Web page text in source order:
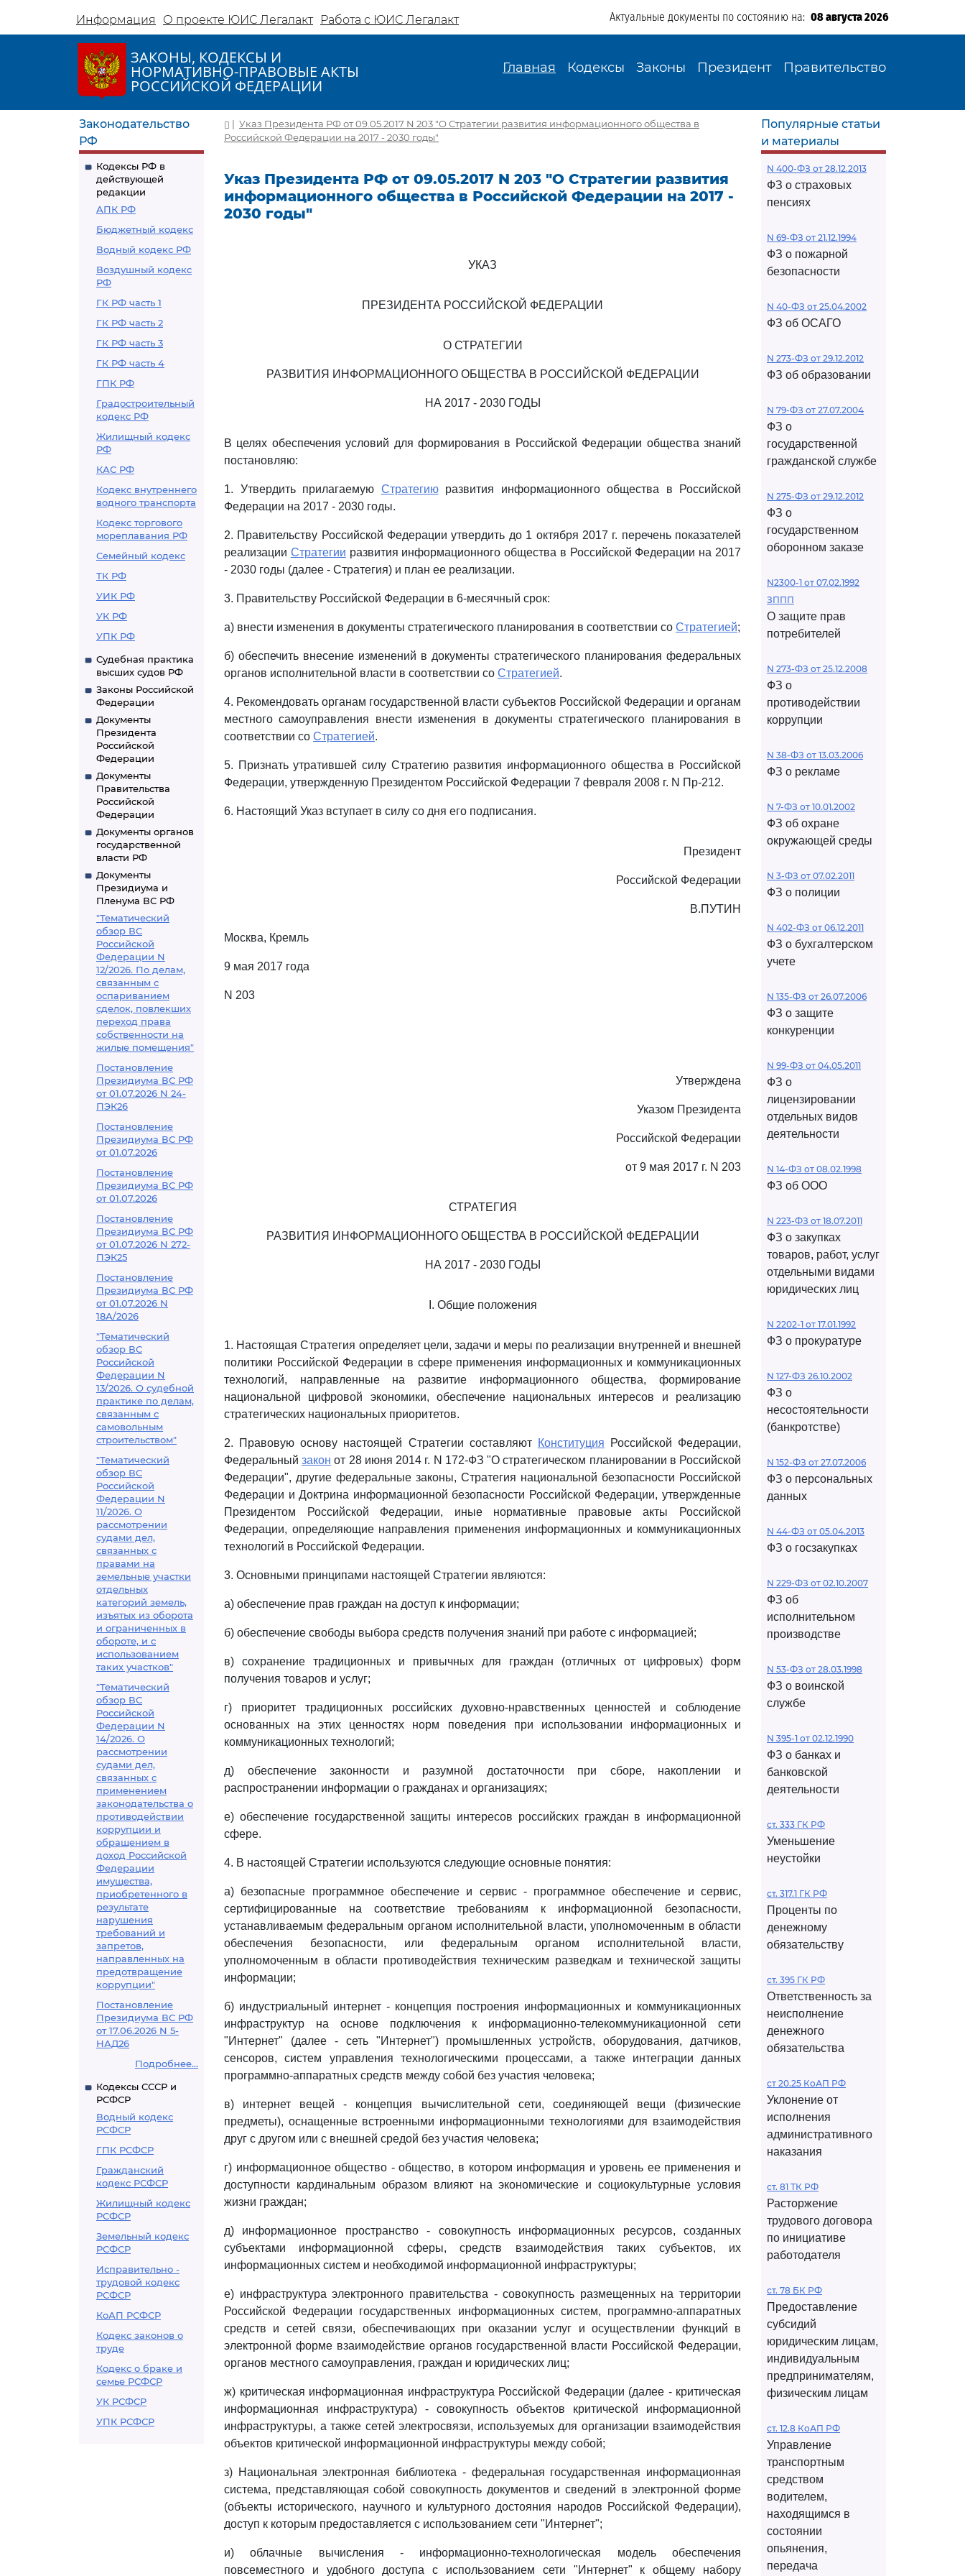
Информация О проекте ЮИС Легалакт Работа с ЮИС Легалакт Актуальные документы по состоянию на: 08 августа 2026
ЗАКОНЫ, КОДЕКСЫ И
НОРМАТИВНО-ПРАВОВЫЕ АКТЫ
РОССИЙСКОЙ ФЕДЕРАЦИИ
Главная Кодексы Законы Президент Правительство
Законодательство
РФ
Кодексы РФ в
действующей
редакции
АПК РФ
Бюджетный кодекс
Водный кодекс РФ
Воздушный кодекс
РФ
ГК РФ часть 1
ГК РФ часть 2
ГК РФ часть 3
ГК РФ часть 4
ГПК РФ
Градостроительный
кодекс РФ
Жилищный кодекс
РФ
КАС РФ
Кодекс внутреннего
водного транспорта
Кодекс торгового
мореплавания РФ
Семейный кодекс
ТК РФ
УИК РФ
УК РФ
УПК РФ
Судебная практика
высших судов РФ
Законы Российской
Федерации
Документы
Президента
Российской
Федерации
Документы
Правительства
Российской
Федерации
Документы органов
государственной
власти РФ
Документы
Президиума и
Пленума ВС РФ
"Тематический
обзор ВС
Российской
Федерации N
12/2026. По делам,
связанным с
оспариванием
сделок, повлекших
переход права
собственности на
жилые помещения"
Постановление
Президиума ВС РФ
от 01.07.2026 N 24-
ПЭК26
Постановление
Президиума ВС РФ
от 01.07.2026
Постановление
Президиума ВС РФ
от 01.07.2026
Постановление
Президиума ВС РФ
от 01.07.2026 N 272-
ПЭК25
Постановление
Президиума ВС РФ
от 01.07.2026 N
18А/2026
"Тематический
обзор ВС
Российской
Федерации N
13/2026. О судебной
практике по делам,
связанным с
самовольным
строительством"
"Тематический
обзор ВС
Российской
Федерации N
11/2026. О
рассмотрении
судами дел,
связанных с
правами на
земельные участки
отдельных
категорий земель,
изъятых из оборота
и ограниченных в
обороте, и с
использованием
таких участков"
"Тематический
обзор ВС
Российской
Федерации N
14/2026. О
рассмотрении
судами дел,
связанных с
применением
законодательства о
противодействии
коррупции и
обращением в
доход Российской
Федерации
имущества,
приобретенного в
результате
нарушения
требований и
запретов,
направленных на
предотвращение
коррупции"
Постановление
Президиума ВС РФ
от 17.06.2026 N 5-
НАД26
Подробнее...
Кодексы СССР и
РСФСР
Водный кодекс
РСФСР
ГПК РСФСР
Гражданский
кодекс РСФСР
Жилищный кодекс
РСФСР
Земельный кодекс
РСФСР
Исправительно -
трудовой кодекс
РСФСР
КоАП РСФСР
Кодекс законов о
труде
Кодекс о браке и
семье РСФСР
УК РСФСР
УПК РСФСР
| Указ Президента РФ от 09.05.2017 N 203 "О Стратегии развития информационного общества в
Российской Федерации на 2017 - 2030 годы"
Указ Президента РФ от 09.05.2017 N 203 "О Стратегии развития
информационного общества в Российской Федерации на 2017 -
2030 годы"
УКАЗ
ПРЕЗИДЕНТА РОССИЙСКОЙ ФЕДЕРАЦИИ
О СТРАТЕГИИ
РАЗВИТИЯ ИНФОРМАЦИОННОГО ОБЩЕСТВА В РОССИЙСКОЙ ФЕДЕРАЦИИ
НА 2017 - 2030 ГОДЫ
В целях обеспечения условий для формирования в Российской Федерации общества знаний
постановляю:
1. Утвердить прилагаемую Стратегиюразвития информационного общества в Российской
Федерации на 2017 - 2030 годы.
2. Правительству Российской Федерации утвердить до 1 октября 2017 г. перечень показателей
реализации Стратегии развития информационного общества в Российской Федерации на 2017
- 2030 годы (далее - Стратегия) и план ее реализации.
3. Правительству Российской Федерации в 6-месячный срок:
а) внести изменения в документы стратегического планирования в соответствии со Стратегией;
б) обеспечить внесение изменений в документы стратегического планирования федеральных
органов исполнительной власти в соответствии со Стратегией.
4. Рекомендовать органам государственной власти субъектов Российской Федерации и органам
местного самоуправления внести изменения в документы стратегического планирования в
соответствии со Стратегией.
5. Признать утратившей силу Стратегию развития информационного общества в Российской
Федерации, утвержденную Президентом Российской Федерации 7 февраля 2008 г. N Пр-212.
6. Настоящий Указ вступает в силу со дня его подписания.
Президент
Российской Федерации
В.ПУТИН
Москва, Кремль
9 мая 2017 года
N 203
Утверждена
Указом Президента
Российской Федерации
от 9 мая 2017 г. N 203
СТРАТЕГИЯ
РАЗВИТИЯ ИНФОРМАЦИОННОГО ОБЩЕСТВА В РОССИЙСКОЙ ФЕДЕРАЦИИ
НА 2017 - 2030 ГОДЫ
I. Общие положения
1. Настоящая Стратегия определяет цели, задачи и меры по реализации внутренней и внешней
политики Российской Федерации в сфере применения информационных и коммуникационных
технологий, направленные на развитие информационного общества, формирование
национальной цифровой экономики, обеспечение национальных интересов и реализацию
стратегических национальных приоритетов.
2. Правовую основу настоящей Стратегии составляют Конституция Российской Федерации,
Федеральныйзакон от 28 июня 2014 г. N 172-ФЗ "О стратегическом планировании в Российской
Федерации", другие федеральные законы, Стратегия национальной безопасности Российской
Федерации и Доктрина информационной безопасности Российской Федерации, утвержденные
Президентом Российской Федерации, иные нормативные правовые акты Российской
Федерации, определяющие направления применения информационных и коммуникационных
технологий в Российской Федерации.
3. Основными принципами настоящей Стратегии являются:
а) обеспечение прав граждан на доступ к информации;
б) обеспечение свободы выбора средств получения знаний при работе с информацией;
в) сохранение традиционных и привычных для граждан (отличных от цифровых) форм
получения товаров и услуг;
г) приоритет традиционных российских духовно-нравственных ценностей и соблюдение
основанных на этих ценностях норм поведения при использовании информационных и
коммуникационных технологий;
д) обеспечение законности и разумной достаточности при сборе, накоплении и
распространении информации о гражданах и организациях;
е) обеспечение государственной защиты интересов российских граждан в информационной
сфере.
4. В настоящей Стратегии используются следующие основные понятия:
а) безопасные программное обеспечение и сервис - программное обеспечение и сервис,
сертифицированные на соответствие требованиям к информационной безопасности,
устанавливаемым федеральным органом исполнительной власти, уполномоченным в области
обеспечения безопасности, или федеральным органом исполнительной власти,
уполномоченным в области противодействия техническим разведкам и технической защиты
информации;
б) индустриальный интернет - концепция построения информационных и коммуникационных
инфраструктур на основе подключения к информационно-телекоммуникационной сети
"Интернет" (далее - сеть "Интернет") промышленных устройств, оборудования, датчиков,
сенсоров, систем управления технологическими процессами, а также интеграции данных
программно-аппаратных средств между собой без участия человека;
в) интернет вещей - концепция вычислительной сети, соединяющей вещи (физические
предметы), оснащенные встроенными информационными технологиями для взаимодействия
друг с другом или с внешней средой без участия человека;
г) информационное общество - общество, в котором информация и уровень ее применения и
доступности кардинальным образом влияют на экономические и социокультурные условия
жизни граждан;
д) информационное пространство - совокупность информационных ресурсов, созданных
субъектами информационной сферы, средств взаимодействия таких субъектов, их
информационных систем и необходимой информационной инфраструктуры;
е) инфраструктура электронного правительства - совокупность размещенных на территории
Российской Федерации государственных информационных систем, программно-аппаратных
средств и сетей связи, обеспечивающих при оказании услуг и осуществлении функций в
электронной форме взаимодействие органов государственной власти Российской Федерации,
органов местного самоуправления, граждан и юридических лиц;
ж) критическая информационная инфраструктура Российской Федерации (далее - критическая
информационная инфраструктура) - совокупность объектов критической информационной
инфраструктуры, а также сетей электросвязи, используемых для организации взаимодействия
объектов критической информационной инфраструктуры между собой;
з) Национальная электронная библиотека - федеральная государственная информационная
система, представляющая собой совокупность документов и сведений в электронной форме
(объекты исторического, научного и культурного достояния народов Российской Федерации),
доступ к которым предоставляется с использованием сети "Интернет";
и) облачные вычисления - информационно-технологическая модель обеспечения
повсеместного и удобного доступа с использованием сети "Интернет" к общему набору
Популярные статьи
и материалы
N 400-ФЗ от 28.12.2013
ФЗ о страховых
пенсиях
N 69-ФЗ от 21.12.1994
ФЗ о пожарной
безопасности
N 40-ФЗ от 25.04.2002
ФЗ об ОСАГО
N 273-ФЗ от 29.12.2012
ФЗ об образовании
N 79-ФЗ от 27.07.2004
ФЗ о
государственной
гражданской службе
N 275-ФЗ от 29.12.2012
ФЗ о
государственном
оборонном заказе
N2300-1 от 07.02.1992
ЗППП
О защите прав
потребителей
N 273-ФЗ от 25.12.2008
ФЗ о
противодействии
коррупции
N 38-ФЗ от 13.03.2006
ФЗ о рекламе
N 7-ФЗ от 10.01.2002
ФЗ об охране
окружающей среды
N 3-ФЗ от 07.02.2011
ФЗ о полиции
N 402-ФЗ от 06.12.2011
ФЗ о бухгалтерском
учете
N 135-ФЗ от 26.07.2006
ФЗ о защите
конкуренции
N 99-ФЗ от 04.05.2011
ФЗ о
лицензировании
отдельных видов
деятельности
N 14-ФЗ от 08.02.1998
ФЗ об ООО
N 223-ФЗ от 18.07.2011
ФЗ о закупках
товаров, работ, услуг
отдельными видами
юридических лиц
N 2202-1 от 17.01.1992
ФЗ о прокуратуре
N 127-ФЗ 26.10.2002
ФЗ о
несостоятельности
(банкротстве)
N 152-ФЗ от 27.07.2006
ФЗ о персональных
данных
N 44-ФЗ от 05.04.2013
ФЗ о госзакупках
N 229-ФЗ от 02.10.2007
ФЗ об
исполнительном
производстве
N 53-ФЗ от 28.03.1998
ФЗ о воинской
службе
N 395-1 от 02.12.1990
ФЗ о банках и
банковской
деятельности
ст. 333 ГК РФ
Уменьшение
неустойки
ст. 317.1 ГК РФ
Проценты по
денежному
обязательству
ст. 395 ГК РФ
Ответственность за
неисполнение
денежного
обязательства
ст 20.25 КоАП РФ
Уклонение от
исполнения
административного
наказания
ст. 81 ТК РФ
Расторжение
трудового договора
по инициативе
работодателя
ст. 78 БК РФ
Предоставление
субсидий
юридическим лицам,
индивидуальным
предпринимателям,
физическим лицам
ст. 12.8 КоАП РФ
Управление
транспортным
средством
водителем,
находящимся в
состоянии
опьянения,
передача